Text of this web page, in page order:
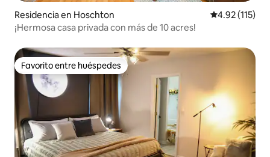
Residencia en Hoschton Calificación
4.92 (115)
¡Hermosa casa privada con más de 10 acres!
Favorito entre huéspedes
Favorito entre huéspedes